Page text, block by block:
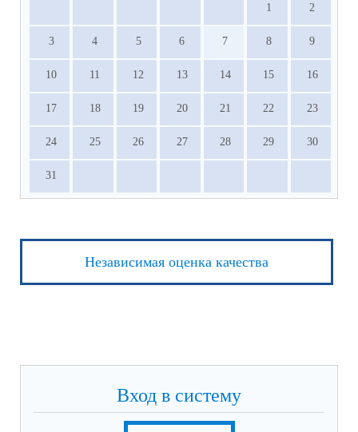
1 2
3 4 5 6 7 8 9
10 11 12 13 14 15 16
17 18 19 20 21 22 23
24 25 26 27 28 29 30
31
Независимая оценка качества
Вход в систему